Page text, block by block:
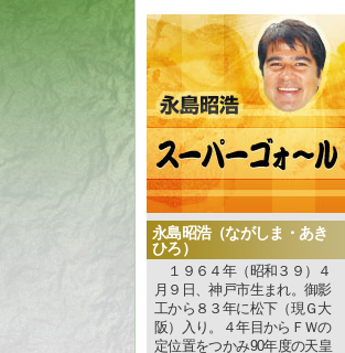
永島昭浩（ながしま・あき
ひろ）
１９６４年（昭和３９）４
月９日、神戸市生まれ。御影
工から８３年に松下（現Ｇ大
阪）入り。４年目からＦＷの
定位置をつかみ90年度の天皇